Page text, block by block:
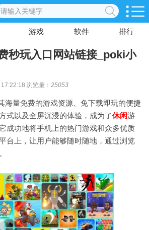
游戏 软件 排行
秒玩入口网站链接_poki小
浏览量： 25053
海量免费的游戏资源、免下载即玩的便捷
式以及全屏沉浸的体验，成为了休闲游
成功地将手机上的热门游戏和众多优质
台上，让用户能够随时随地，通过浏览